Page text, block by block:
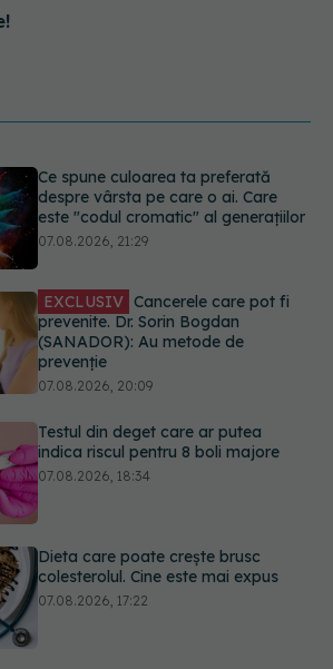
EXCLUSIV Cancerele care pot fi
prevenite. Dr. Sorin Bogdan
(SANADOR): Au metode de
prevenție
Testul din deget care ar putea
indica riscul pentru 8 boli majore
07.08.2026, 18:34
Dieta care poate crește brusc
colesterolul. Cine este mai expus
07.08.2026, 17:22
PNRR: 174 de milioane de lei pentru
sănătate într-o singură săptămână.
Ce spitale primesc bani